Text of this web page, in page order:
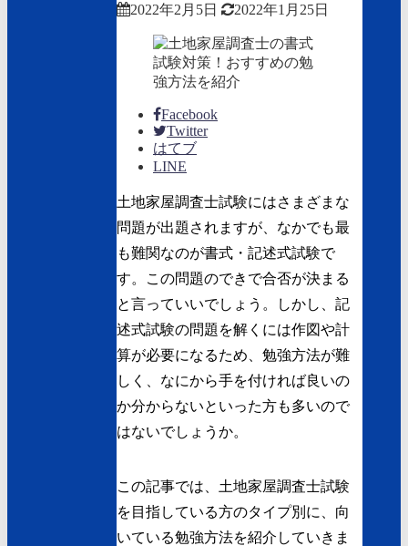
2022年2月5日 2022年1月25日
Facebook
Twitter
はてブ
LINE
土地家屋調査士試験にはさまざまな
問題が出題されますが、なかでも最
も難関なのが書式・記述式試験で
す。この問題のできで合否が決まる
と言っていいでしょう。しかし、記
述式試験の問題を解くには作図や計
算が必要になるため、勉強方法が難
しく、なにから手を付ければ良いの
か分からないといった方も多いので
はないでしょうか。
この記事では、土地家屋調査士試験
を目指している方のタイプ別に、向
いている勉強方法を紹介していきま